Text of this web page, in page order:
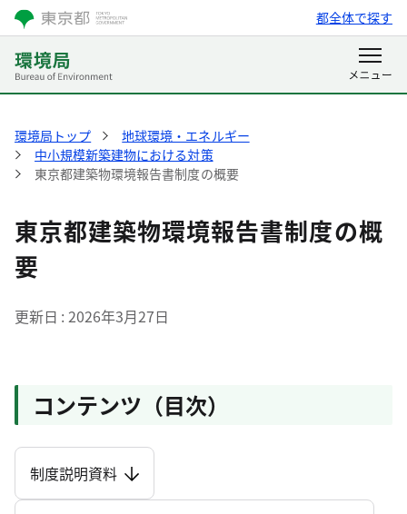
都全体で探す
環境局トップ
地球環境・エネルギー
中小規模新築建物における対策
東京都建築物環境報告書制度の概要
東京都建築物環境報告書制度の概
要
更新日 2026年3月27日
コンテンツ（目次）
制度説明資料